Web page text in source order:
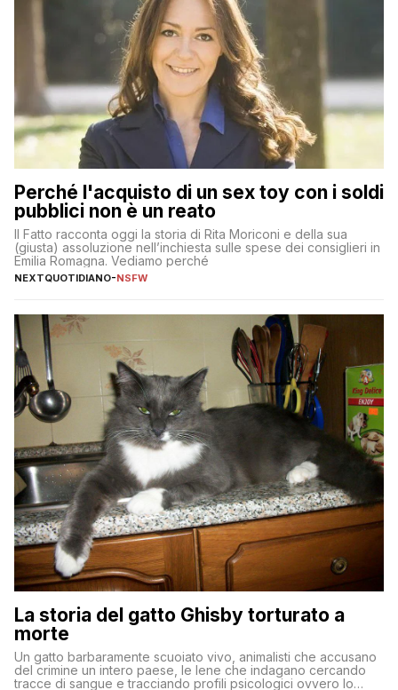
Perché l'acquisto di un sex toy con i soldi
pubblici non è un reato
Il Fatto racconta oggi la storia di Rita Moriconi e della sua
(giusta) assoluzione nell’inchiesta sulle spese dei consiglieri in
Emilia Romagna. Vediamo perché
NEXTQUOTIDIANO-NSFW
La storia del gatto Ghisby torturato a
morte
Un gatto barbaramente scuoiato vivo, animalisti che accusano
del crimine un intero paese, le Iene che indagano cercando
tracce di sangue e tracciando profili psicologici ovvero lo